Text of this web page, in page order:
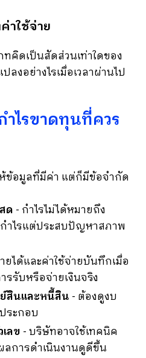
าใช้จ่าย
ทคิดเป็นสัดส่วนเท่าใดของ
ลงอย่างไรเมื่อเวลาผ่านไป
ไรขาดทุนที่ควร
ข้อมูลที่มีค่า แต่ก็มีข้อจำกัด
ด - กำไรไม่ได้หมายถึง
ำไรแต่ประสบปัญหาสภาพ
ยได้และค่าใช้จ่ายบันทึกเมื่อ
รรับหรือจ่ายเงินจริง
สินและหนี้สิน - ต้องดูงบ
ระกอบ
ลข - บริษัทอาจใช้เทคนิค
การดำเนินงานดูดีขึ้น